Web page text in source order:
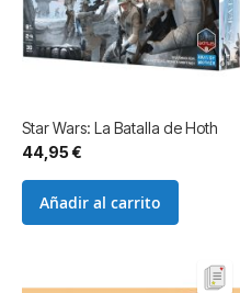
Star Wars: La Batalla de Hoth
44,95 €
Añadir al carrito